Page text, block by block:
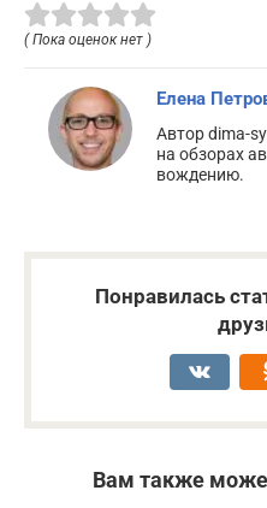
( Пока оценок нет )
Елена
Автор dima-
на обзорах
вождению.
Понравилась
Вам также